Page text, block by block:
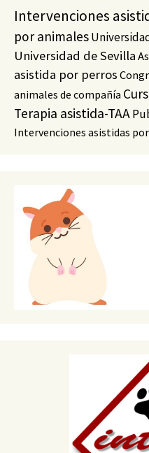
Intervenciones
por animales
Universidad de Sevilla
asistida por perros
animales de compañía
Terapia asistida-TAA
Intervenciones asistidas